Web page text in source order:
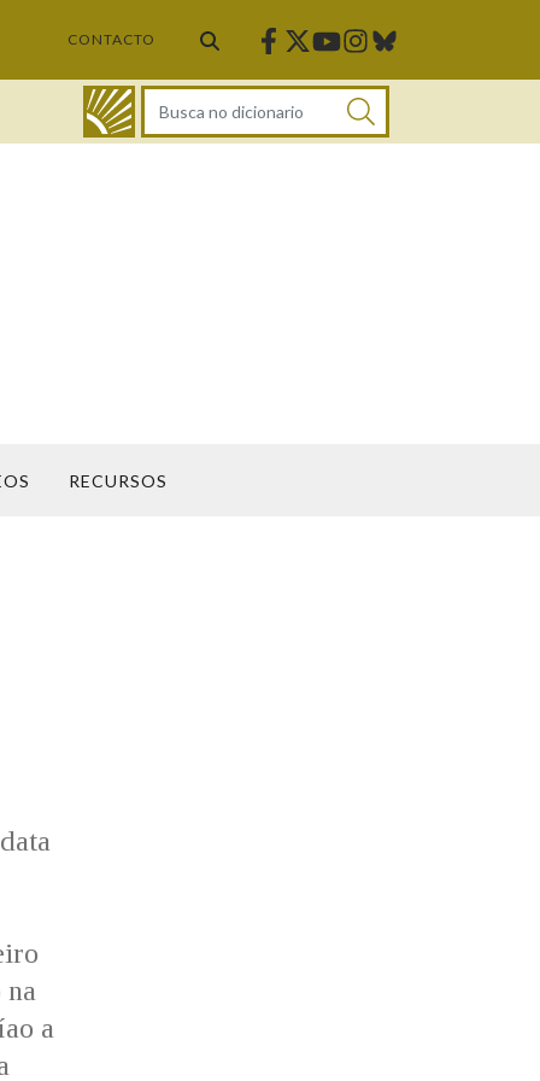
CONTACTO Facebook
Twitter
Youtube
Instagram
Bluesky
DICIONARIO
RECURSOS
a